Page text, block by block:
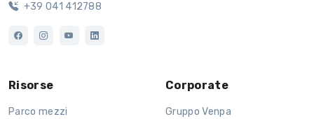
+39 041 412788
Risorse
Parco mezzi
Corporate
Gruppo Venpa